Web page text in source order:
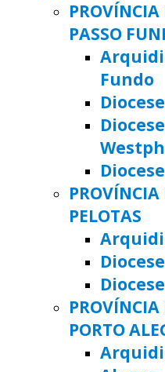
PROVÍNCIA
PASSO
Fundo
PROVÍNCIA
PELOTAS
PROVÍNCIA
PORTO